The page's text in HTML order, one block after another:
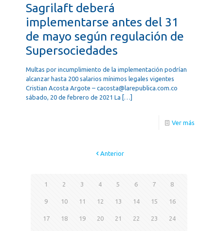
Sagrilaft deberá
implementarse antes del 31
de mayo según regulación de
Supersociedades
Multas por incumplimiento de la implementación podrían
alcanzar hasta 200 salarios mínimos legales vigentes
Cristian Acosta Argote – cacosta@larepublica.com.co
sábado, 20 de febrero de 2021 La […]
Ver más
Anterior
1 2 3 4 5 6 7 8
9 10 11 12 13 14 15 16
17 18 19 20 21 22 23 24